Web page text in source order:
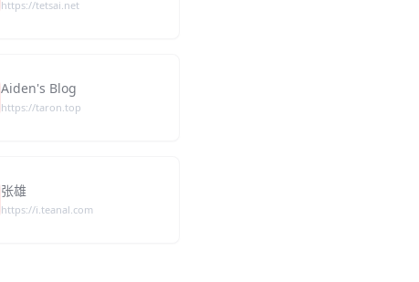
https://tetsai.net
Aiden's Blog
https://taron.top
张雄
https://i.teanal.com